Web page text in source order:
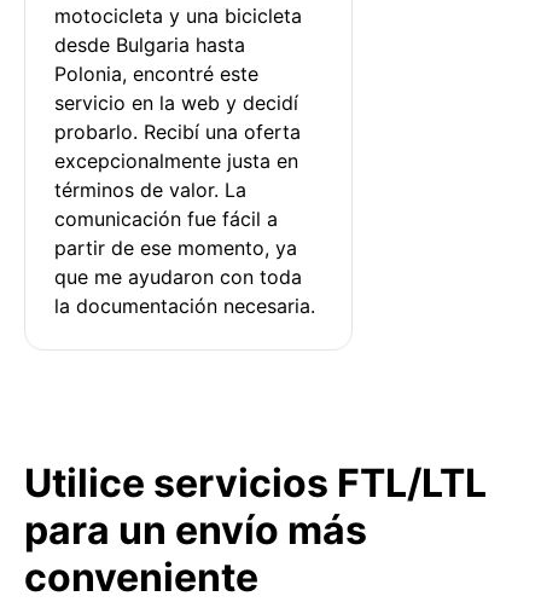
motocicleta y una bicicleta
desde Bulgaria hasta
Polonia, encontré este
servicio en la web y decidí
probarlo. Recibí una oferta
excepcionalmente justa en
términos de valor. La
comunicación fue fácil a
partir de ese momento, ya
que me ayudaron con toda
la documentación necesaria.
Utilice servicios FTL/LTL
para un envío más
conveniente